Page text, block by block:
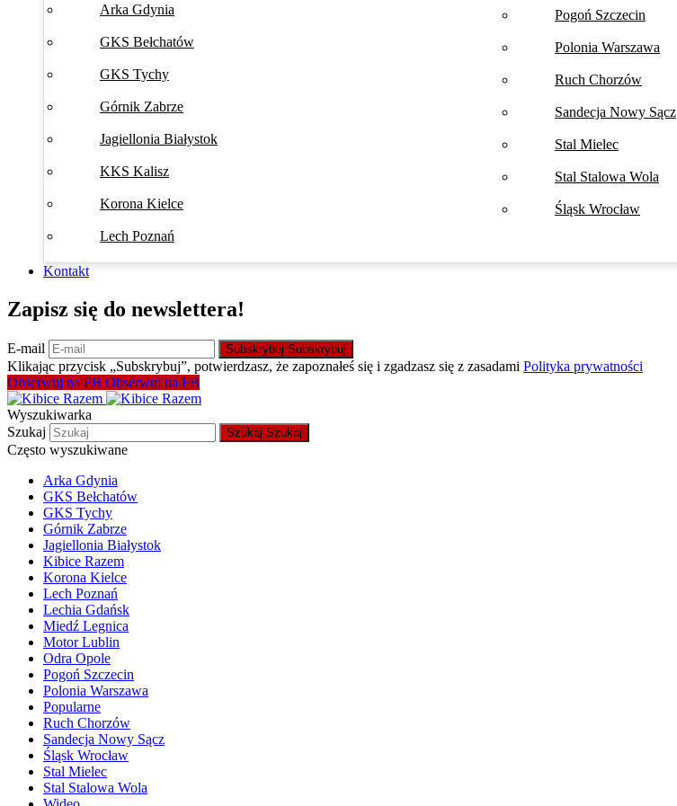
Arka Gdynia
GKS Bełchatów
GKS Tychy
Górnik Zabrze
Jagiellonia Białystok
KKS Kalisz
Korona Kielce
Lech Poznań
Pogoń Szczecin
Polonia Warszawa
Ruch Chorzów
Sandecja Nowy Sącz
Stal Mielec
Stal Stalowa Wola
Śląsk Wrocław
Kontakt
Zapisz się do newslettera!
E-mail Subskrybuj Subskrybuj
Klikając przycisk „Subskrybuj”, potwierdzasz, że zapoznałeś się i zgadzasz się z zasadami Polityka prywatności
Obserwuj na FB Obserwuj na FB
Wyszukiwarka
Szukaj
Szukaj Szukaj
Często wyszukiwane
Arka Gdynia
GKS Bełchatów
GKS Tychy
Górnik Zabrze
Jagiellonia Białystok
Kibice Razem
Korona Kielce
Lech Poznań
Lechia Gdańsk
Miedź Legnica
Motor Lublin
Odra Opole
Pogoń Szczecin
Polonia Warszawa
Popularne
Ruch Chorzów
Sandecja Nowy Sącz
Śląsk Wrocław
Stal Mielec
Stal Stalowa Wola